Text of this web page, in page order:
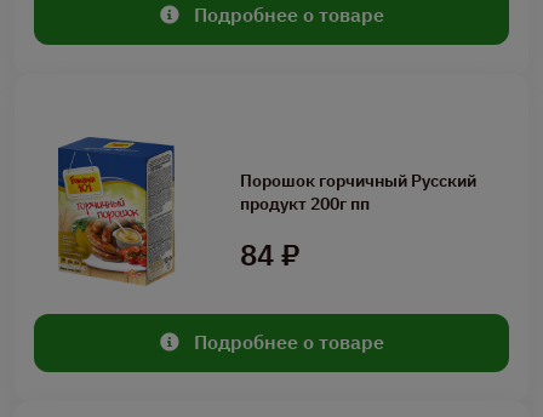
Подробнее о товаре
Порошок горчичный Русский
продукт 200г пп
84 ₽
Подробнее о товаре